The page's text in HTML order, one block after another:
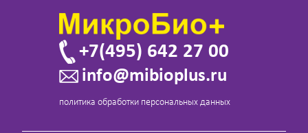
+7(495) 642 27 00
info@mibioplus.ru
политика обработки персональных данных